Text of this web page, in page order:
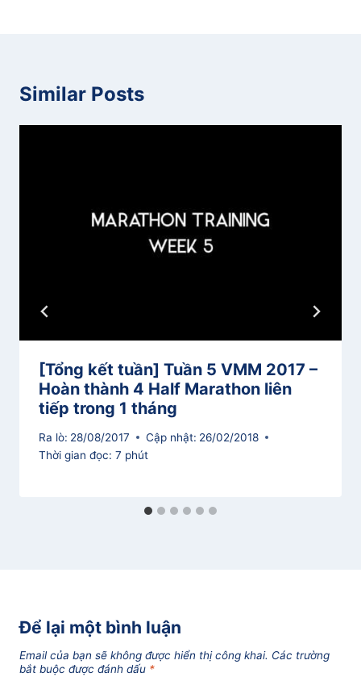
Similar Posts
[Tổng kết tuần] Tuần 5 VMM 2017 –
Hoàn thành 4 Half Marathon liên
tiếp trong 1 tháng
Ra lò: 28/08/2017 Cập nhật: 26/02/2018
Thời gian đọc: 7 phút
Để lại một bình luận
Email của bạn sẽ không được hiển thị công khai. Các trường
bắt buộc được đánh dấu *